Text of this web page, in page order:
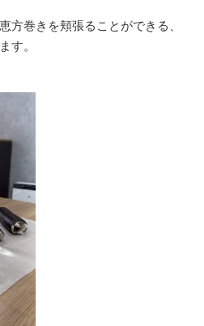
方巻きを頬張ることができる、
す。